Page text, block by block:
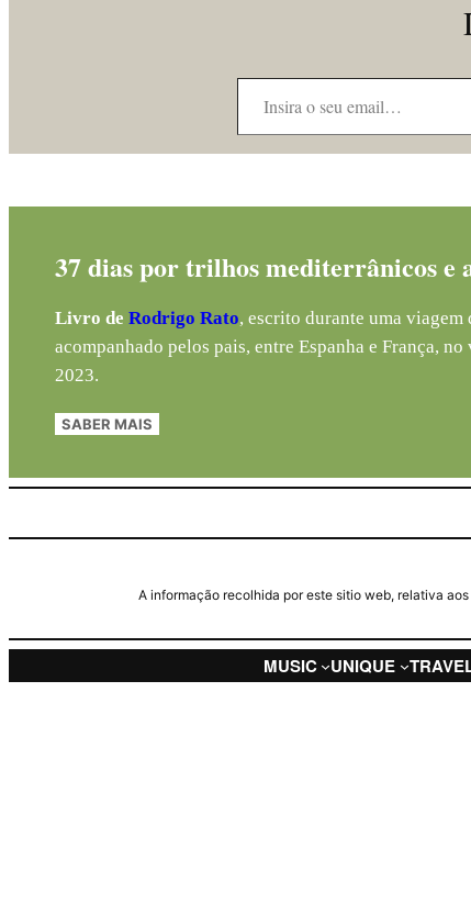
Insira o seu email…
37 dias por trilhos mediterrânicos e
Livro deRodrigo Rato, escrito durante uma viagem
acompanhado pelos pais, entre Espanha e França, no
2023.
SABER MAIS
A informação recolhida por este sitio web, relativa
MUSIC UNIQUE